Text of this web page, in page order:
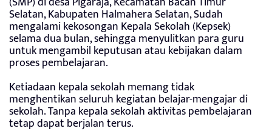
Selatan, Kabupaten Halmahera Selatan, Sudah
mengalami kekosongan Kepala Sekolah (Kepsek)
selama dua bulan, sehingga menyulitkan para guru
untuk mengambil keputusan atau kebijakan dalam
proses pembelajaran.
Ketiadaan kepala sekolah memang tidak
menghentikan seluruh kegiatan belajar-mengajar di
sekolah. Tanpa kepala sekolah aktivitas pembelajaran
tetap dapat berjalan terus.